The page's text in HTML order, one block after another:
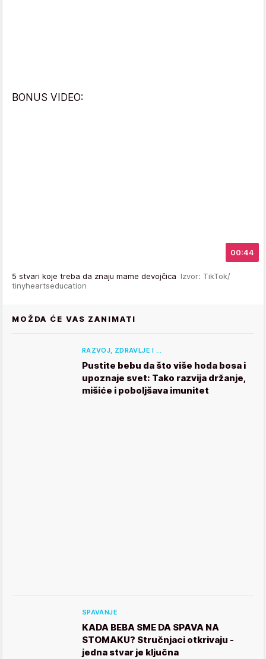
BONUS VIDEO:
00:44
5 stvari koje treba da znaju mame devojčica Izvor: TikTok/
tinyheartseducation
MOŽDA ĆE VAS ZANIMATI
RAZVOJ, ZDRAVLJE I …
Pustite bebu da što više hoda bosa i
upoznaje svet: Tako razvija držanje,
mišiće i poboljšava imunitet
SPAVANJE
KADA BEBA SME DA SPAVA NA
STOMAKU? Stručnjaci otkrivaju -
jedna stvar je ključna